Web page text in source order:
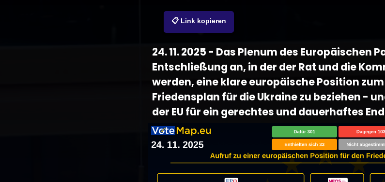
📋 Link kopieren
24. 11. 2025 - Das Plenum des Europäischen
Entschließung an, in der der Rat und die
werden, eine klare europäische Position
Friedensplan für die Ukraine zu beziehen -
der EU für ein gerechtes und dauerhaftes